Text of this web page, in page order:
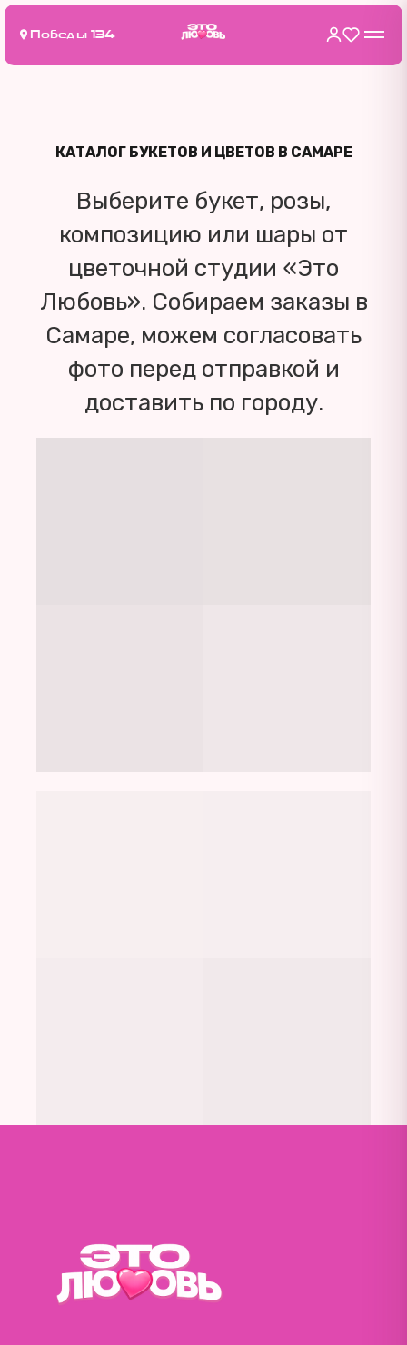
Победы 134
КАТАЛОГ БУКЕТОВ И ЦВЕТОВ В САМАРЕ
Выберите букет, розы,
композицию или шары от
цветочной студии «Это
Любовь». Собираем заказы в
Самаре, можем согласовать
фото перед отправкой и
доставить по городу.